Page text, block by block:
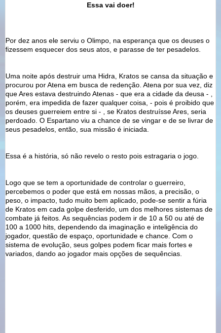
Essa vai doer!
Por dez anos ele serviu o Olimpo, na esperança que os deuses o
fizessem esquecer dos seus atos , e parasse de ter pesadelos.
Uma noite após destruir uma Hidra, Kratos se cansa da situação e
procurou porAtena em busca de redenção. Atena por sua vez, diz
que Ares estava destruindo Atenas - que era a cidade da deusa - ,
porém, era impedida de fazer qualquer coisa, - pois é proibido que
os deuses guerreiem entre si - , se Kratos destruísse Ares, seria
perdoado. O Espartano viu a chance de se vingar e de se livrar de
seus pesadelos, então, sua missão é iniciada.
Essa é a história, só não revelo o resto pois estragaria o jogo.
Logo que se tem a oportunidade de controlar o guerreiro,
percebemos o poder que está em nossas mãos, a precisão, o
peso, o impacto, tudo muito bem aplicado, pode-se sentir a fúria
de Kratos em cada golpe desferido, um dos melhores sistemas de
combate já feitos. As sequências podem ir de 10 a 50 ou até de
100 a 1000 hits , dependendo da imaginação e inteligência do
jogador, questão de espaço, oportunidade e chance. Com o
sistema de evolução, seus golpes podem ficar mais fortes e
variados, dando ao jogador mais opções de sequências.